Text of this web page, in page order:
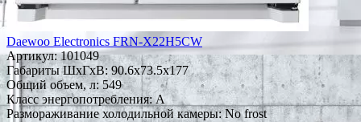
Daewoo Electronics FRN-X22H5CW
Артикул:101049
Габариты ШxГxВ: 90.6x73.5x177
Общий объем, л: 549
Класс энергопотребления: A
Размораживание холодильной камеры: No frost